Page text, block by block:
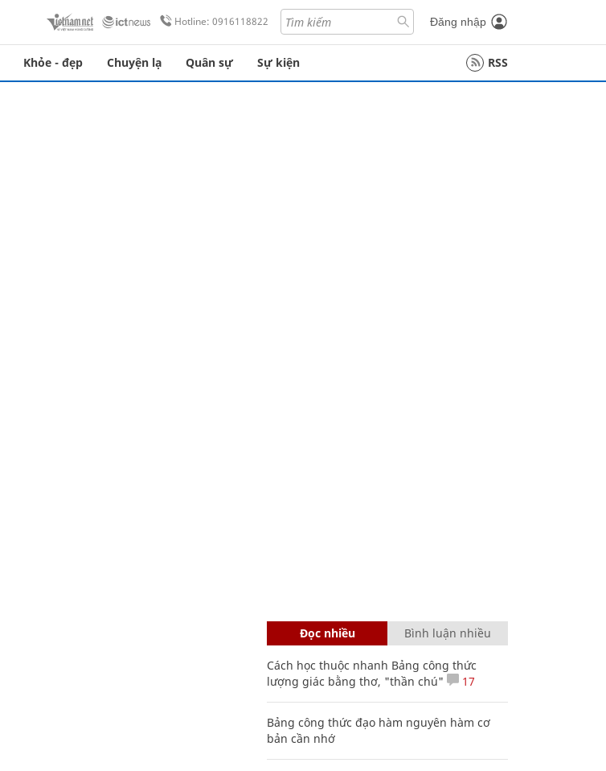
Hotline: 0916118822 Đăng nhập
Khỏe - đẹp Chuyện lạ Quân sự Sự kiện RSS
Đọc nhiều Bình luận nhiều
Cách học thuộc nhanh Bảng công thức
lượng giác bằng thơ, "thần chú"
17
Bảng công thức đạo hàm nguyên hàm cơ
bản cần nhớ